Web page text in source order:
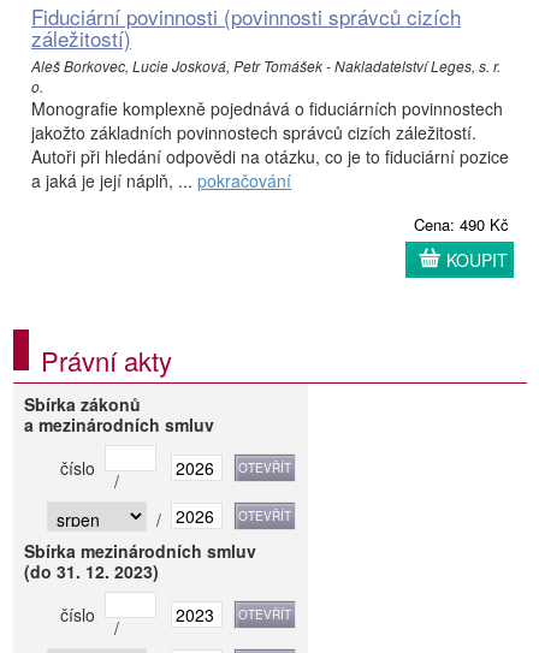
Fiduciární povinnosti (povinnosti správců cizích
záležitostí)
Aleš Borkovec, Lucie Josková, Petr Tomášek - Nakladatelství Leges, s. r.
o.
Monografie komplexně pojednává o fiduciárních povinnostech
jakožto základních povinnostech správců cizích záležitostí.
Autoři při hledání odpovědi na otázku, co je to fiduciární pozice
a jaká je její náplň, ... pokračování
Cena: 490 Kč
KOUPIT
Právní akty
Sbírka zákonů
a mezinárodních smluv
číslo
/
/
Sbírka mezinárodních smluv
(do 31. 12. 2023)
číslo
/